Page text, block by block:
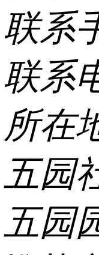
联系
联系
所在
五园
五园